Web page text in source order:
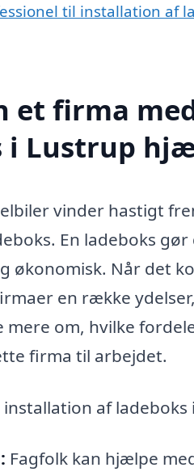
til installation af
et firma
i Lustrup
vinder hastigt
En ladeboks
økonomisk. Når det
en række
mere om, hvilke
firma til arbejdet.
installation af
Fagfolk kan hjælpe